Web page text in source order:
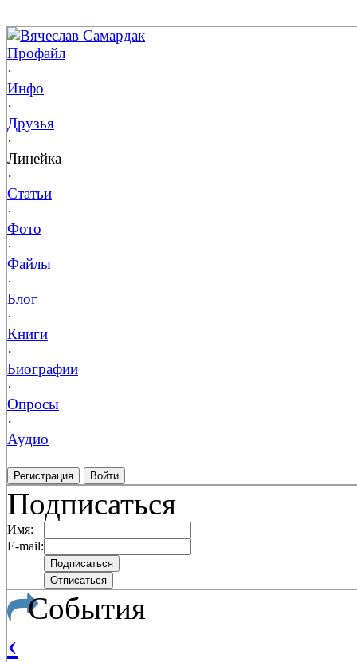
Вячеслав Самардак
Профайл
·
Инфо
·
Друзья
·
Линейка
·
Статьи
·
Фото
·
Файлы
·
Блог
·
Книги
·
Биографии
·
Опросы
·
Аудио
Регистрация Войти
Подписаться
Имя:
E-mail:
События
‹